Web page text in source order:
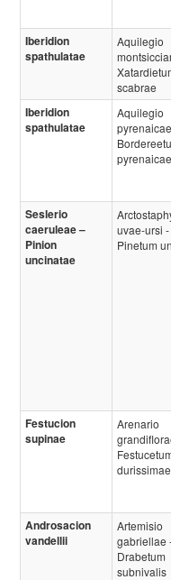
Iberidion
spathulatae
Aquilegio
scabrae
Iberidion
spathulatae
Aquilegio
pyrenaicae
Seslerio
caeruleae –
Pinion
uncinatae
uvae-ursi -
Pinetum
Festucion
supinae
Arenario
durissimae
Androsacion
vandellii
Artemisio
gabriellae
Drabetum
subnivalis